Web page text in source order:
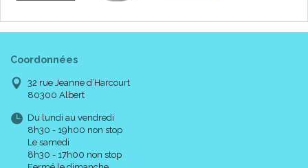
Coordonnées
32 rue Jeanne d’Harcourt
80300 Albert
Du lundi au vendredi
8h30 - 19h00 non stop
Le samedi
8h30 - 17h00 non stop